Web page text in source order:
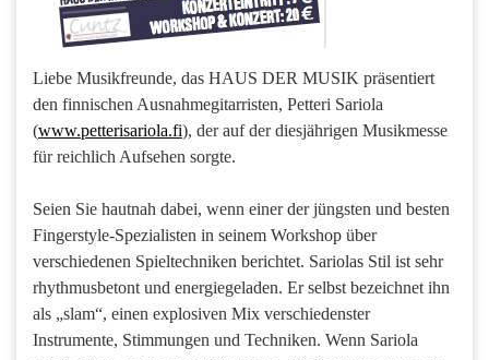
Liebe Musikfreunde, das HAUS DER MUSIK präsentiert
den finnischen Ausnahmegitarristen, Petteri Sariola
(www.petterisariola.fi), der auf der diesjährigen Musikmesse
für reichlich Aufsehen sorgte.
Seien Sie hautnah dabei, wenn einer der jüngsten und besten
Fingerstyle-Spezialisten in seinem Workshop über
verschiedenen Spieltechniken berichtet. Sariolas Stil ist sehr
rhythmusbetont und energiegeladen. Er selbst bezeichnet ihn
als „slam“, einen explosiven Mix verschiedenster
Instrumente, Stimmungen und Techniken. Wenn Sariola